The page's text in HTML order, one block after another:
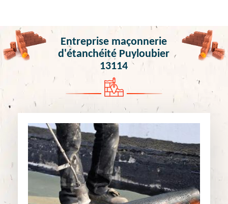
Entreprise maçonnerie
d'étanchéité Puyloubier
13114